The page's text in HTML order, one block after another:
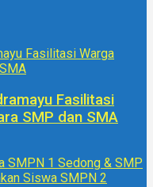
Fasilitasi
SMP dan SMA